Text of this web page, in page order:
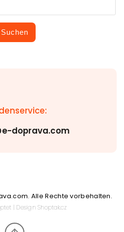
doprava.com
Suchen
. Alle Rechte vorbehalten.
| DesignShoptak.cz